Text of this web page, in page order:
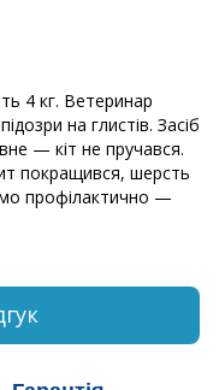
4 кг. Ветеринар
на глистів. Засіб
— кіт не пручався.
покращився, шерсть
профілактично —